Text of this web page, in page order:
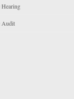
Audit